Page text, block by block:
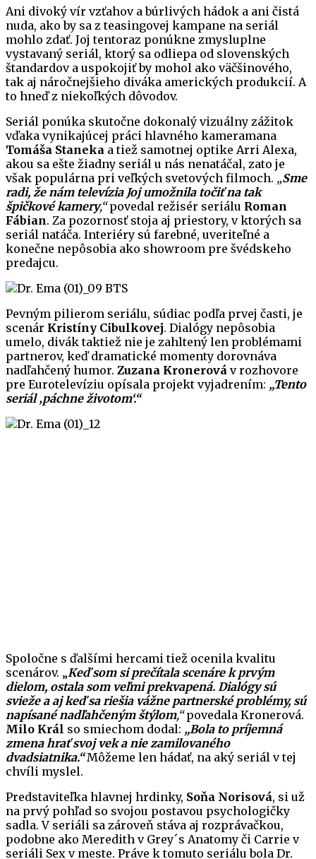
Ani divoký vír vzťahov a búrlivých hádok a ani čistá
nuda, ako by sa z teasingovej kampane na seriál
mohlo zdať. Joj tentoraz ponúkne zmysluplne
vystavaný seriál, ktorý sa odliepa od slovenských
štandardov a uspokojiť by mohol ako väčšinového,
tak aj náročnejšieho diváka amerických produkcií. A
to hneď z niekoľkých dôvodov.
Seriál ponúka skutočne dokonalý vizuálny zážitok
vďaka vynikajúcej práci hlavného kameramana
Tomáša Staneka a tiež samotnej optike Arri Alexa,
akou sa ešte žiadny seriál u nás nenatáčal, zato je
však populárna pri veľkých svetových filmoch. „Sme
radi, že nám televízia Joj umožnila točiť na tak
špičkové kamery,“povedal režisér seriálu Roman
Fábian. Za pozornosť stoja aj priestory, v ktorých sa
seriál natáča. Interiéry sú farebné, uveriteľné a
konečne nepôsobia ako showroom pre švédskeho
predajcu.
Pevným pilierom seriálu, súdiac podľa prvej časti, je
scenár Kristíny Cibulkovej. Dialógy nepôsobia
umelo, divák taktiež nie je zahltený len problémami
partnerov, keď dramatické momenty dorovnáva
nadľahčený humor. Zuzana Kronerová v rozhovore
pre Eurotelevíziu opísala projekt vyjadrením: „Tento
seriál ‚páchne životom‘.“
Spoločne s ďalšími hercami tiež ocenila kvalitu
scenárov. „Keď som si prečítala scenáre k prvým
dielom, ostala som veľmi prekvapená. Dialógy sú
svieže a aj keď sa riešia vážne partnerské problémy, sú
napísané nadľahčeným štýlom,“povedala Kronerová.
Milo Král so smiechom dodal: „Bola to príjemná
zmena hrať svoj vek a nie zamilovaného
dvadsiatnika.“Môžeme len hádať, na aký seriál v tej
chvíli myslel.
Predstaviteľka hlavnej hrdinky, Soňa Norisová, si už
na prvý pohľad so svojou postavou psychologičky
sadla. V seriáli sa zároveň stáva aj rozprávačkou,
podobne ako Meredith v Grey´s Anatomy či Carrie v
seriáli Sex v meste. Práve k tomuto seriálu bola Dr.